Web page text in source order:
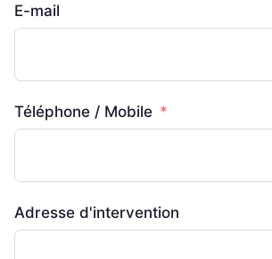
E-mail
Téléphone / Mobile
Adresse d'intervention